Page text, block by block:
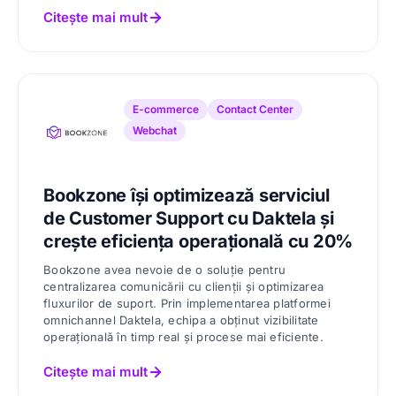
Citește mai mult
E-commerce
Contact Center
Webchat
Bookzone își optimizează serviciul
de Customer Support cu Daktela și
crește eficiența operațională cu 20%
Bookzone avea nevoie de o soluție pentru
centralizarea comunicării cu clienții și optimizarea
fluxurilor de suport. Prin implementarea platformei
omnichannel Daktela, echipa a obținut vizibilitate
operațională în timp real și procese mai eficiente.
Citește mai mult